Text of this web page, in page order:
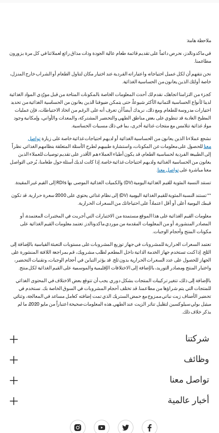
ملاحظة هامة:
في ماكدونالدز، نحرص دائماً على تقديم قائمة طعام عالية الجودة وذات مذاق رائع لعملائنا في كل مرة يزورون
مطاعمنا.
نحن نتفهم أن لكل عميل احتياجاته واعتباراته الفردية عند اختيار مكان لتناول الطعام أو الشراب خارج المنزل،
خاصة أولئك الذين يعانون من الحساسية الغذائية.
كجزء من التزامنا اتجاهك، نقدم لك أحدث المعلومات الخاصة بالمكونات المتاحة من قبل مورّدي المواد الغذائية
لدينا لأنواع الحساسية الثمانية الأكثر شيوعاً، حتى يتمكن ضيوفنا الذين يعانون من الحساسية الغذائية من تحديد
اختيارات مدروسة للطعام. ومع ذلك، نريدك أيضاً أن تعرف أنه على الرغم من اتخاذ الاحتياطات، فإن عمليات
المطبخ العادية قد تنطوي على بعض مناطق الطهي والتحضير المشتركة، والمعدات والأواني، وإمكانية وجود
مواد غذائية تتلامس مع منتجات غذائية أخرى، بما في ذلك مسببات الحساسية.
نشجع عملاءنا الذين يعانون من الحساسية الغذائية أو لديهم احتياجات غذائية خاصة على زيارةتواصل
معنا للحصول على معلومات عن المكونات، واستشارة طبيبهم لطرح الأسئلة المتعلقة بنظامهم الغذائي. نظراً
إلى الطبيعة الفردية لحساسية الطعام، قد يكون أطباء العملاء هم الأقدر على تقديم توصيات للعملاء الذين
يعانون من الحساسية الغذائية ولديهم احتياجات غذائية خاصة. إذا كانت لديك أسئلة حول طعامنا، يُرجى التواصل
معنا مباشرة علىتواصل معنا.
تستند النسبة المئوية للقيم الغذائية اليومية (DV) والكميات الغذائية الموصى بها RDIs إلى القيم غير المقيدة.
** تستند النسبة المئوية للقيم الغذائية اليومية (DV) إلى نظام غذائي يحتوي على 2000 سعرة حرارية. قد تكون
قيمك اليومية أعلى أو أقل اعتماداً على احتياجاتك من السعرات الحرارية.
معلومات القيم الغذائية على هذا الموقع مستمدة من الاختبارات التي أجريت في المختبرات المعتمدة، أو
المصادر المنشورة، أو من المعلومات المقدمة من موردي ماكدونالدز. تعتمد معلومات القيم الغذائية على
مكونات المنتج وأحجام الوجبات.
تعتمد السعرات الحرارية للمشروبات في جهاز توزيع المشروبات على مستويات التعبئة القياسية بالإضافة إلى
الثلج. إذا كنت تستخدم جهاز الخدمة الذاتية داخل المطعم لطلب مشروبك، قم بمراجعة اللافتة المنشورة على
الجهاز للحصول على عدد السعرات الحرارية بدون ثلج. قد يؤثر التباين في أحجام الوجبات، وتقنيات التحضير،
واختبار المنتج ومصادر التوريد، بالإضافة إلى الاختلافات الإقليمية والموسمية على القيم الغذائية لكل منتج.
بالإضافة إلى ذلك، تتغير تركيبات المنتجات بشكل دوري. يجب أن تتوقع بعض الاختلاف في المحتوى الغذائي
للمنتجات التي يتم شراؤها من مطاعمنا. قد تختلف أحجام المشروبات في السوق الخاصة بك. نستخدم في
تحضير الأصناف زيت نباتي ممزوج مع حمض الستريك الذي تمت إضافته كعامل مساعد في المعالجة، وثنائي
ميثيل بولي سيلوكسين لتقليل تناثر الزيت عند الطهي. هذه المعلومات صحيحة اعتباراً من مايو 2020، ما لم
يذكر خلاف ذلك.
شركتنا
وظائف
تواصل معنا
أخبار عالمية